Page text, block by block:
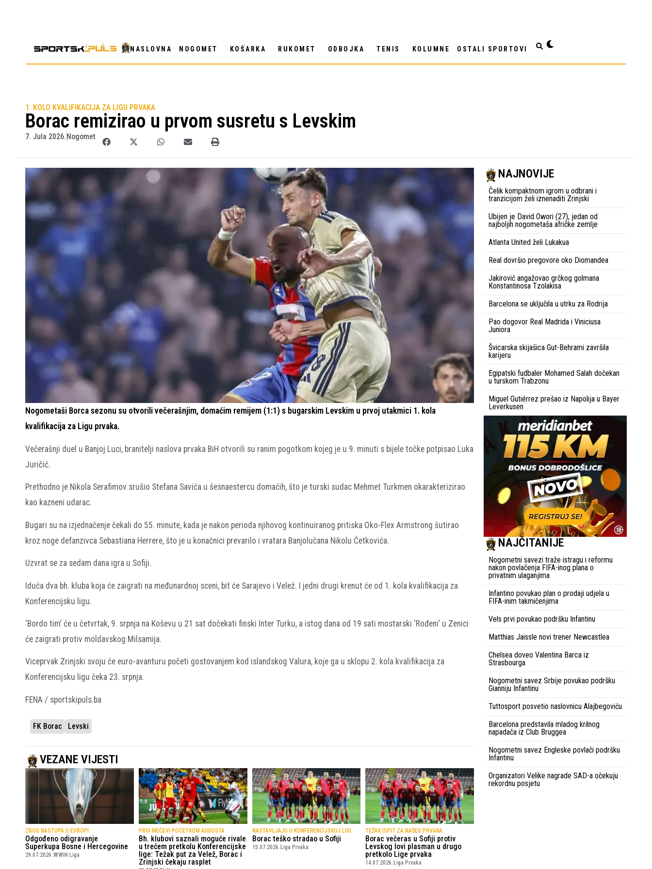
NASLOVNA NOGOMET KOŠARKA RUKOMET ODBOJKA TENIS KOLUMNE OSTALI SPORTOVI
1. KOLO KVALIFIKACIJA ZA LIGU PRVAKA
Borac remizirao u prvom susretu s Levskim
7. Jula 2026.Nogomet
Nogometaši Borca sezonu su otvorili večerašnjim, domaćim remijem (1:1) s bugarskim Levskim u prvoj utakmici 1. kola
kvalifikacija za Ligu prvaka.
Večerašnji duel u Banjoj Luci, branitelji naslova prvaka BiH otvorili su ranim pogotkom kojeg je u 9. minuti s bijele točke potpisao Luka
Juričić.
Prethodno je Nikola Serafimov srušio Stefana Savića u šesnaestercu domaćih, što je turski sudac Mehmet Turkmen okarakterizirao
kao kazneni udarac.
Bugari su na izjednačenje čekali do 55. minute, kada je nakon perioda njihovog kontinuiranog pritiska Oko-Flex Armstrong šutirao
kroz noge defanzivca Sebastiana Herrere, što je u konačnici prevarilo i vratara Banjolučana Nikolu Ćetkovića.
Uzvrat se za sedam dana igra u Sofiji.
Iduća dva bh. kluba koja će zaigrati na međunardnoj sceni, bit će Sarajevo i Velež. I jedni drugi krenut će od 1. kola kvalifikacija za
Konferencijsku ligu.
‘Bordo tim’ će u četvrtak, 9. srpnja na Koševu u 21 sat dočekati finski Inter Turku, a istog dana od 19 sati mostarski ‘Rođeni’ u Zenici
će zaigrati protiv moldavskog Milsamija.
Viceprvak Zrinjski svoju će euro-avanturu početi gostovanjem kod islandskog Valura, koje ga u sklopu 2. kola kvalifikacija za
Konferencijsku ligu čeka 23. srpnja.
FENA / sportskipuls.ba
FK Borac Levski
VEZANE VIJESTI
ZBOG NASTUPA U EVROPI
Odgođeno odigravanje
Superkupa Bosne i Hercegovine
29.07.2026.WWIN Liga
PRVI MEČEVI POČETKOM AUGUSTA
Bh. klubovi saznali moguće rivale
u trećem pretkolu Konferencijske
lige: Težak put za Velež, Borac i
Zrinjski čekaju rasplet
NASTAVLJAJU U KONFERENCIJSKOJ LIGI
Borac teško stradao u Sofiji
15.07.2026. Liga Prvaka
TEŽAK ISPIT ZA NAŠEG PRVAKA
Borac večeras u Sofiji protiv
Levskog lovi plasman u drugo
pretkolo Lige prvaka
14.07.2026. Liga Prvaka
NAJNOVIJE
Čelik kompaktnom igrom u odbrani i
tranzicijom želi iznenaditi Zrinjski
Ubijen je David Owori (27), jedan od
najboljih nogometaša afričke zemlje
Atlanta United želi Lukakua
Real dovršio pregovore oko Diomandea
Jakirović angažovao grčkog golmana
Konstantinosa Tzolakisa
Barcelona se uključila u utrku za Rodrija
Pao dogovor Real Madrida i Viniciusa
Juniora
Švicarska skijašica Gut-Behrami završila
karijeru
Egipatski fudbaler Mohamed Salah dočekan
u turskom Trabzonu
Miguel Gutiérrez prešao iz Napolija u Bayer
Leverkusen
NAJČITANIJE
Nogometni savezi traže istragu i reformu
nakon povlačenja FIFA-inog plana o
privatnim ulaganjima
Infantino povukao plan o prodaji udjela u
FIFA-inim takmičenjima
Vels prvi povukao podršku Infantinu
Matthias Jaissle novi trener Newcastlea
Chelsea doveo Valentina Barca iz
Strasbourga
Nogometni savez Srbije povukao podršku
Gianniju Infantinu
Tuttosport posvetio naslovnicu Alajbegoviću
Barcelona predstavila mladog krilnog
napadača iz Club Bruggea
Nogometni savez Engleske povlači podršku
Infantinu
Organizatori Velike nagrade SAD-a očekuju
rekordnu posjetu